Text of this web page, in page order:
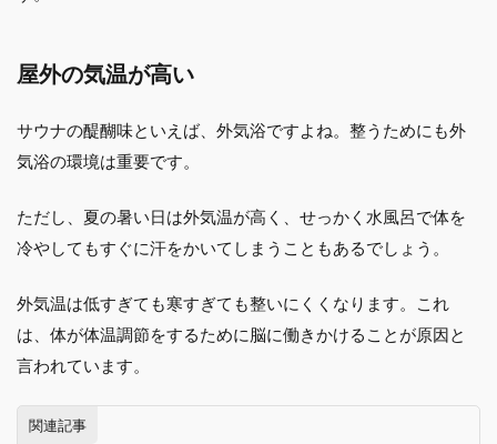
屋外の気温が高い
サウナの醍醐味といえば、外気浴ですよね。整うためにも外
気浴の環境は重要です。
ただし、夏の暑い日は外気温が高く、せっかく水風呂で体を
冷やしてもすぐに汗をかいてしまうこともあるでしょう。
外気温は低すぎても寒すぎても整いにくくなります。これ
は、体が体温調節をするために脳に働きかけることが原因と
言われています。
関連記事